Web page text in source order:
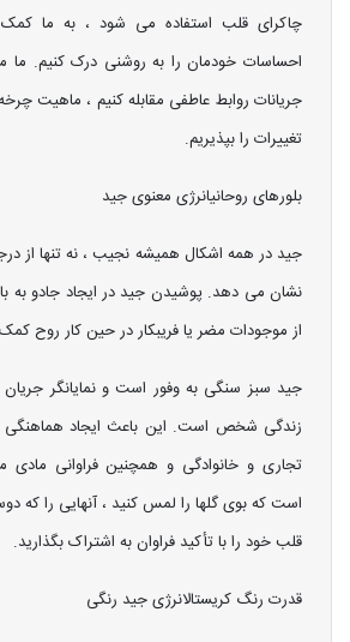
چاکرای قلب استفاده می شود ، به ما کمک
احساسات خودمان را به روشنی درک کنیم. ما
جریانات روابط عاطفی مقابله کنیم ، ماهیت
تغییرات را بپذیریم.
بلورهای روحانیانرژی معنوی جید
جید در همه اشکال همیشه نجیب ، نه تنها از
نشان می دهد. پوشیدن جید در ایجاد جادو به
از موجودات مضر یا فریبکار در حین کار روح
جید سبز سنگی به وفور است و نمایانگر جریان
زندگی شخص است. این باعث ایجاد هماهنگی
تجاری و خانوادگی و همچنین فراوانی مادی
است که بوی گلها را لمس کنید ، آنهایی را که
قلب خود را با تأکید فراوان به اشتراک بگذارید.
قدرت رنگ کریستالانرژی جید رنگی